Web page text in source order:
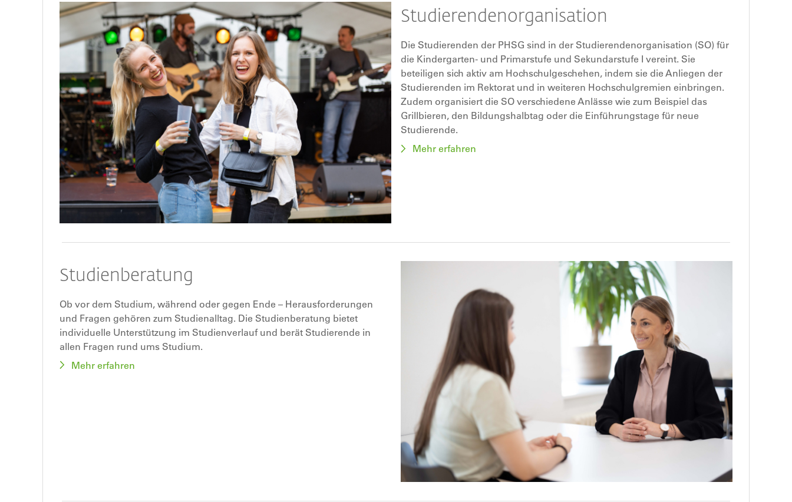
Studierendenorganisation
Die Studierenden der PHSG sind in der Studierendenorganisation (SO) für
die Kindergarten- und Primarstufe und Sekundarstufe I vereint. Sie
beteiligen sich aktiv am Hochschulgeschehen, indem sie die Anliegen der
Studierenden im Rektorat und in weiteren Hochschulgremien einbringen.
Zudem organisiert die SO verschiedene Anlässe wie zum Beispiel das
Grillbieren, den Bildungshalbtag oder die Einführungstage für neue
Studierende.
Mehr erfahren
Studienberatung
Ob vor dem Studium, während oder gegen Ende – Herausforderungen
und Fragen gehören zum Studienalltag. Die Studienberatung bietet
individuelle Unterstützung im Studienverlauf und berät Studierende in
allen Fragen rund ums Studium.
Mehr erfahren